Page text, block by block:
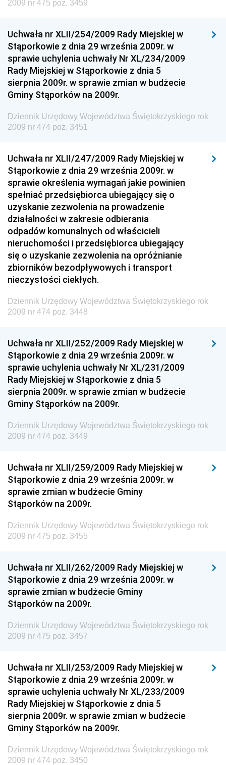
Dziennik Urzędowy Ministra Rozwoju
Dziennik Urzędowy Ministra Infrastruktury i
Budownictwa
Dziennik Urzędowy Ministra Gospodarki Morskiej i
Żeglugi Śródlądowej
Dziennik Urzędowy Ministra Energii
Dziennik Urzędowy Ministra Finansów
Dziennik Urzędowy Ministra Rozwoju i Finansów
Dziennik Urzędowy Wyższego Urzędu Górniczego
Dziennik Urzędowy Prezesa Urzędu Transportu
Kolejowego
Dziennik Urzędowy Ministra Przedsiębiorczości i
Technologii
Dziennik Urzędowy Ministra Inwestycji i Rozwoju
Dziennik Urzędowy Naczelnego Dyrektora Archiwów
Państwowych
Dziennik Urzędowy Ministra Finansów, Inwestycji i
Rozwoju
Dziennik Urzędowy Ministra Sportu
Dziennik Urzędowy Ministra Funduszy i Polityki
Regionalnej
Dziennik Urzędowy Ministra Aktywów Państwowych
Dziennik Urzędowy Ministra Zdrowia
Dziennik Urzędowy Ministra Środowiska i Głównego
Inspektora Ochrony Środowiska
Dziennik Urzędowy Ministerstwa Kultury, Dziedzictwa
Narodowego i Sportu
Dziennik Urzędowy Ministra Finansów, Funduszy i
Dziennik Urzędowy Ministra Rozwoju, Pracy i
Dziennik Urzędowy Ministra Kultury, Dziedzictwa
Narodowego i Sportu
Dziennik Urzędowy Ministra Rodziny i Polityki
Społecznej
Dziennik Urzędowy Komendy Głównej Straży
Granicznej
Drogowego
Dziennik Urzędowy Narodowego Banku Polskiego
Dziennik Urzędowy Komendy Głównej Policji
Dziennik Urzędowy Ministra Pracy i Polityki
Społecznej
Dziennik Urzędowy Ministra Transportu, Budownictwa
i Gospodarki Morskiej
2009 nr 475 poz. 3459
Uchwała nr XLII/254/2009 Rady Miejskiej w
Stąporkowie z dnia 29 września 2009r. w
sprawie uchylenia uchwały Nr XL/234/2009
Rady Miejskiej w Stąporkowie z dnia 5
sierpnia 2009r. w sprawie zmian w budżecie
Gminy Stąporków na 2009r.
Dziennik Urzędowy Województwa Świętokrzyskiego rok
2009 nr 474 poz. 3451
Uchwała nr XLII/247/2009 Rady Miejskiej w
Stąporkowie z dnia 29 września 2009r. w
sprawie określenia wymagań jakie powinien
spełniać przedsiębiorca ubiegający się o
uzyskanie zezwolenia na prowadzenie
działalności w zakresie odbierania
odpadów komunalnych od właścicieli
nieruchomości i przedsiębiorca ubiegający
się o uzyskanie zezwolenia na opróżnianie
zbiorników bezodpływowych i transport
nieczystości ciekłych.
Dziennik Urzędowy Województwa Świętokrzyskiego rok
2009 nr 474 poz. 3448
Uchwała nr XLII/252/2009 Rady Miejskiej w
Stąporkowie z dnia 29 września 2009r. w
sprawie uchylenia uchwały Nr XL/231/2009
Rady Miejskiej w Stąporkowie z dnia 5
sierpnia 2009r. w sprawie zmian w budżecie
Gminy Stąporków na 2009r.
Dziennik Urzędowy Województwa Świętokrzyskiego rok
2009 nr 474 poz. 3449
Uchwała nr XLII/259/2009 Rady Miejskiej w
Stąporkowie z dnia 29 września 2009r. w
sprawie zmian w budżecie Gminy
Stąporków na 2009r.
Dziennik Urzędowy Województwa Świętokrzyskiego rok
2009 nr 475 poz. 3455
Uchwała nr XLII/262/2009 Rady Miejskiej w
Stąporkowie z dnia 29 września 2009r. w
sprawie zmian w budżecie Gminy
Stąporków na 2009r.
Dziennik Urzędowy Województwa Świętokrzyskiego rok
2009 nr 475 poz. 3457
Uchwała nr XLII/253/2009 Rady Miejskiej w
Stąporkowie z dnia 29 września 2009r. w
sprawie uchylenia uchwały Nr XL/233/2009
Rady Miejskiej w Stąporkowie z dnia 5
sierpnia 2009r. w sprawie zmian w budżecie
Gminy Stąporków na 2009r.
Dziennik Urzędowy Województwa Świętokrzyskiego rok
2009 nr 474 poz. 3450